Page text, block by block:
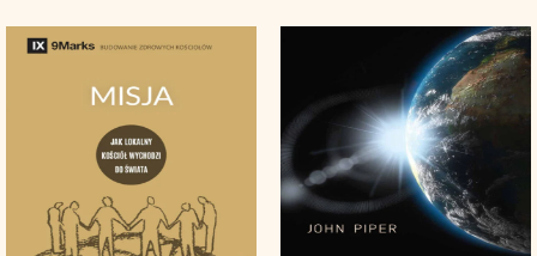
John D. Gillespie
John G. Reisinger
John Onwuchekwa
John Owen
John Piper